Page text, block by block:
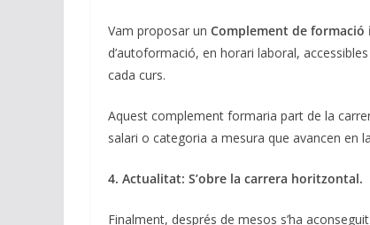
Vam proposar un Complement de
d’autoformació, en horari laboral,
cada curs.
Aquest complement formaria part de la
salari o categoria a mesura que avancen en
4. Actualitat: S’obre la carrera horitzontal.
Finalment, després de mesos s’ha